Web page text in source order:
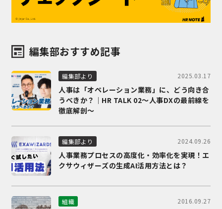
編集部おすすめ記事
編集部より 2025.03.17
人事は「オペレーション業務」に、どう向き合
うべきか？｜HR TALK 02～人事DXの最前線を
徹底解剖～
編集部より 2024.09.26
人事業務プロセスの高度化・効率化を実現！エ
クサウィザーズの生成AI活用方法とは？
組織 2016.09.27